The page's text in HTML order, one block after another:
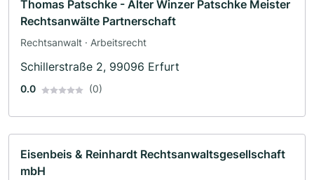
Thomas Patschke - Alter Winzer Patschke Meister
Rechtsanwälte Partnerschaft
Rechtsanwalt · Arbeitsrecht
Schillerstraße 2, 99096 Erfurt
0.0 (0)
Eisenbeis & Reinhardt Rechtsanwaltsgesellschaft
mbH